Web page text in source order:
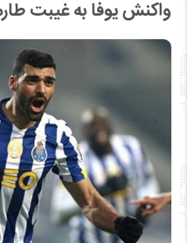
واکنش یوفا به غیبت